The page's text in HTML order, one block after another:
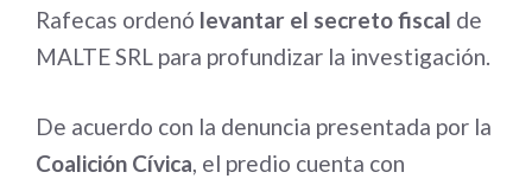
Rafecas ordenó levantar el secreto fiscal de
MALTE SRL para profundizar la investigación.
De acuerdo con la denuncia presentada por la
Coalición Cívica, el predio cuenta con